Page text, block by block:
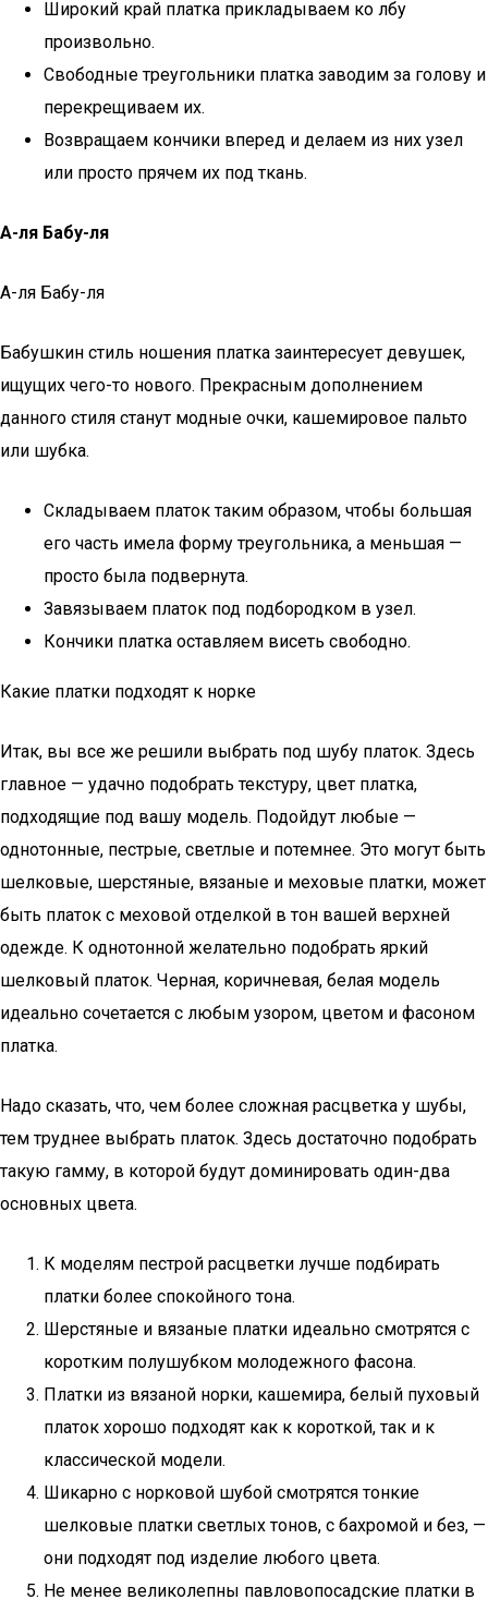
Широкий край платка прикладываем ко лбу
произвольно.
Свободные треугольники платка заводим за голову и
перекрещиваем их.
Возвращаем кончики вперед и делаем из них узел
или просто прячем их под ткань.
А-ля Бабу-ля
А-ля Бабу-ля
Бабушкин стиль ношения платка заинтересует девушек,
ищущих чего-то нового. Прекрасным дополнением
данного стиля станут модные очки, кашемировое пальто
или шубка.
Складываем платок таким образом, чтобы большая
его часть имела форму треугольника, а меньшая —
просто была подвернута.
Завязываем платок под подбородком в узел.
Кончики платка оставляем висеть свободно.
Какие платки подходят к норке
Итак, вы все же решили выбрать под шубу платок. Здесь
главное — удачно подобрать текстуру, цвет платка,
подходящие под вашу модель. Подойдут любые —
однотонные, пестрые, светлые и потемнее. Это могут быть
шелковые, шерстяные, вязаные и меховые платки, может
быть платок с меховой отделкой в тон вашей верхней
одежде. К однотонной желательно подобрать яркий
шелковый платок. Черная, коричневая, белая модель
идеально сочетается с любым узором, цветом и фасоном
платка.
Надо сказать, что, чем более сложная расцветка у шубы,
тем труднее выбрать платок. Здесь достаточно подобрать
такую гамму, в которой будут доминировать один-два
основных цвета.
К моделям пестрой расцветки лучше подбирать
платки более спокойного тона.
Шерстяные и вязаные платки идеально смотрятся с
коротким полушубком молодежного фасона.
Платки из вязаной норки, кашемира, белый пуховый
платок хорошо подходят как к короткой, так и к
классической модели.
Шикарно с норковой шубой смотрятся тонкие
шелковые платки светлых тонов, с бахромой и без, —
они подходят под изделие любого цвета.
Не менее великолепны павловопосадские платки в